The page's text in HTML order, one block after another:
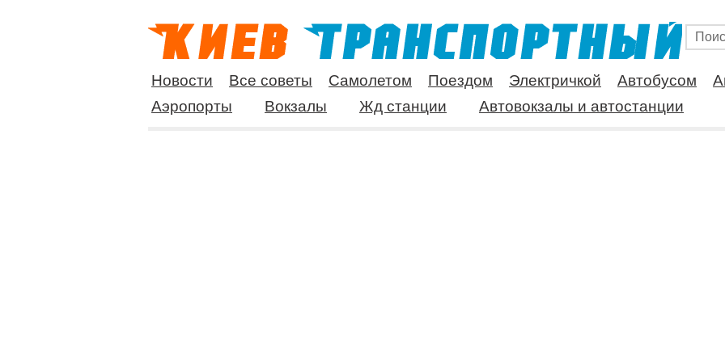
Новости Все советы Самолетом Поездом Электричкой Автобусом
Аэропорты
Вокзалы Жд станции Автовокзалы и автостанции